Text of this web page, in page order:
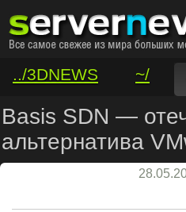
../3DNEWS ~/
/VAR/CONTACT
Basis SDN —
альтернатива